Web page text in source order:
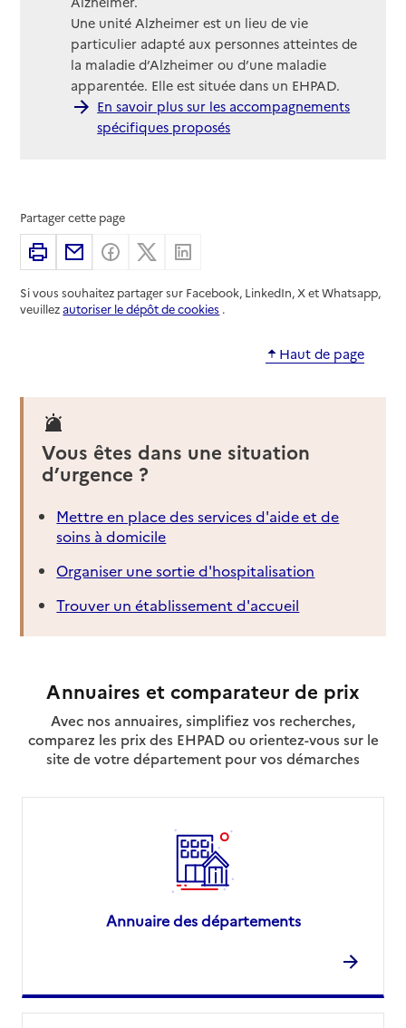
Une unité Alzheimer est un lieu de vie
particulier adapté aux personnes atteintes de
la maladie d’Alzheimer ou d’une maladie
apparentée. Elle est située dans un EHPAD.
En savoir plus sur les accompagnements
spécifiques proposés
Partager cette page
ImprimerPartager par email
Partager sur Facebook
Partager sur X
Si vous souhaitez partager sur Facebook, LinkedIn, X et Whatsapp,
veuillezautoriser le dépôt de cookies .
Haut de page
Vous êtes dans une situation
d’urgence ?
Mettre en place des services d'aide et de
soins à domicile
Organiser une sortie d'hospitalisation
Trouver un établissement d'accueil
Annuaires et comparateur de prix
Avec nos annuaires, simplifiez vos recherches,
comparez les prix des EHPAD ou orientez-vous sur le
site de votre département pour vos démarches
Annuaire des départements